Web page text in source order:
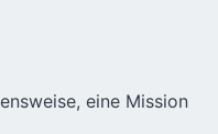
eine Mission